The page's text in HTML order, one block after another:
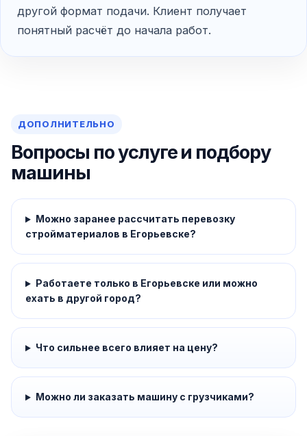
другой формат подачи. Клиент получает
понятный расчёт до начала работ.
ДОПОЛНИТЕЛЬНО
Вопросы по услуге и подбору
машины
Можно заранее рассчитать перевозку
стройматериалов в Егорьевске?
Работаете только в Егорьевске или можно
ехать в другой город?
Что сильнее всего влияет на цену?
Можно ли заказать машину с грузчиками?